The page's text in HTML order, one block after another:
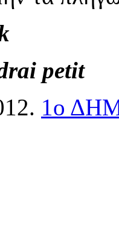
petit
1ο